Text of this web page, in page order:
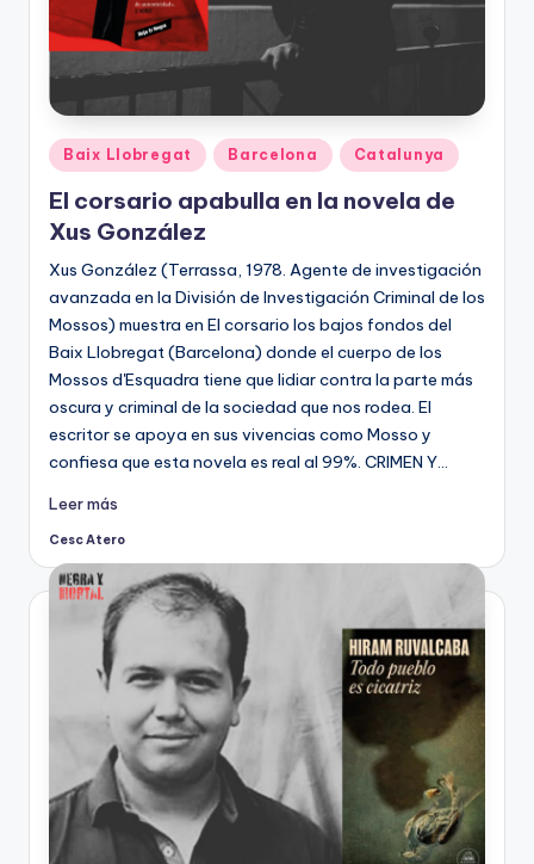
Publicado
en
Baix Llobregat Barcelona Catalunya
El corsario apabulla en la novela de
Xus González
Xus González (Terrassa, 1978. Agente de investigación
avanzada en la División de Investigación Criminal de los
Mossos) muestra en El corsario los bajos fondos del
Baix Llobregat (Barcelona) donde el cuerpo de los
Mossos d'Esquadra tiene que lidiar contra la parte más
oscura y criminal de la sociedad que nos rodea. El
escritor se apoya en sus vivencias como Mosso y
confiesa que esta novela es real al 99%. CRIMEN Y…
Leer más
Publicado
por
Cesc Atero